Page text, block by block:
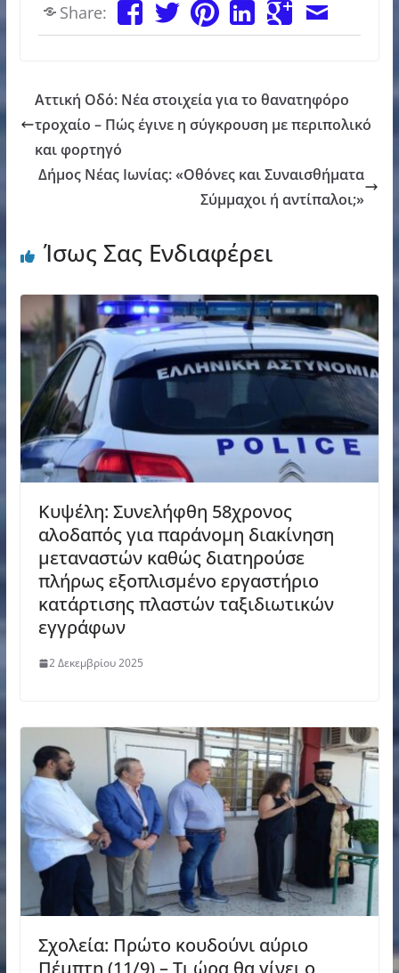
Share:
Αττική Οδό: Νέα στοιχεία για το θανατηφόρο
τροχαίο – Πώς έγινε η σύγκρουση με περιπολικό
και φορτηγό
Δήμος Νέας Ιωνίας: «Οθόνες και Συναισθήματα
Σύμμαχοι ή αντίπαλοι;»
Ίσως Σας Ενδιαφέρει
Κυψέλη: Συνελήφθη 58χρονος
αλοδαπός για παράνομη διακίνηση
μεταναστών καθώς διατηρούσε
πλήρως εξοπλισμένο εργαστήριο
κατάρτισης πλαστών ταξιδιωτικών
εγγράφων
2 Δεκεμβρίου 2025
Σχολεία: Πρώτο κουδούνι αύριο
Πέμπτη (11/9) – Τι ώρα θα γίνει ο